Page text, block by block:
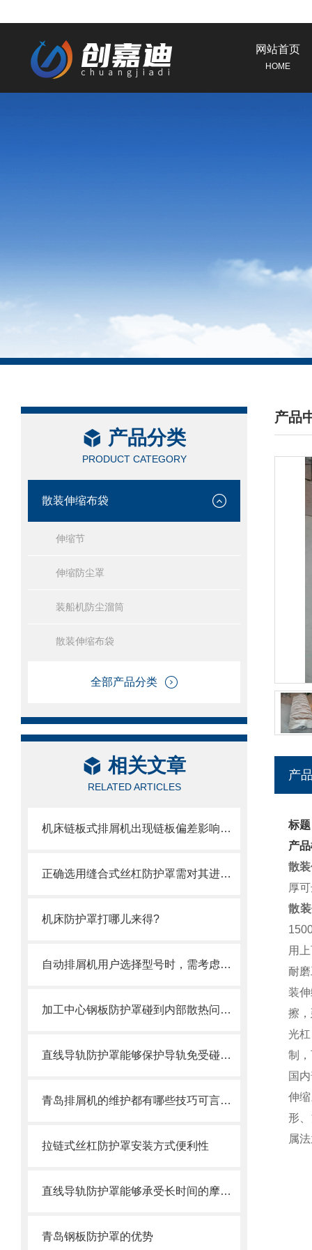
网站首页
HOME
产品分类
PRODUCT CATEGORY
散装伸缩布袋
伸缩节
伸缩防尘罩
装船机防尘溜筒
散装伸缩布袋
全部产品分类
相关文章
RELATED ARTICLES
机床链板式排屑机出现链板偏差影响效率了怎么办？
正确选用缝合式丝杠防护罩需对其进行风险评估
机床防护罩打哪儿来得?
自动排屑机用户选择型号时，需考虑哪些事项？
加工中心钢板防护罩碰到内部散热问题改怎么办？这篇文章告诉你
直线导轨防护罩能够保护导轨免受碰撞和磨损
青岛排屑机的维护都有哪些技巧可言，来看了
拉链式丝杠防护罩安装方式便利性
直线导轨防护罩能够承受长时间的摩擦和冲击
青岛钢板防护罩的优势
产品
/
产
标
产
散
厚
散
用
耐
装
擦
光
制
国
伸
形
属